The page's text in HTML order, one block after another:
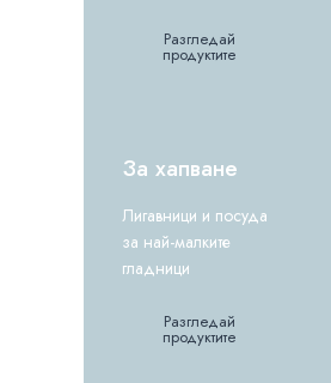
Разгледай
продуктите
За хапване
Лигавници и посуда
за най-малките
гладници
Разгледай
продуктите